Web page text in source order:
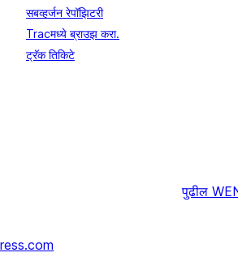
सबव्हर्जन रेपॉझिटरी
Tracमध्ये ब्राउझ करा.
ट्रॅक तिकिटे
पुढील